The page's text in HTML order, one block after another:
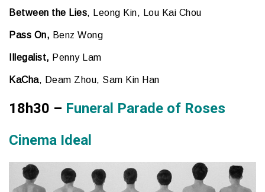
Between the Lies, Leong Kin, Lou Kai Chou
Pass On, Benz Wong
Illegalist, Penny Lam
KaCha, Deam Zhou, Sam Kin Han
18h30 – Funeral Parade of Roses
Cinema Ideal